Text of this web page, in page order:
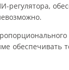
регулятора,
обеспечивать